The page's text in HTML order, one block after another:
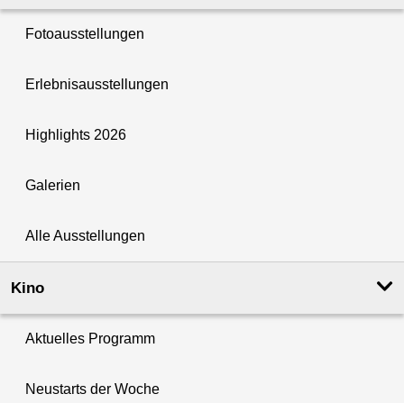
Fotoausstellungen
Erlebnisausstellungen
Highlights 2026
Galerien
Alle Ausstellungen
Kino
Aktuelles Programm
Neustarts der Woche